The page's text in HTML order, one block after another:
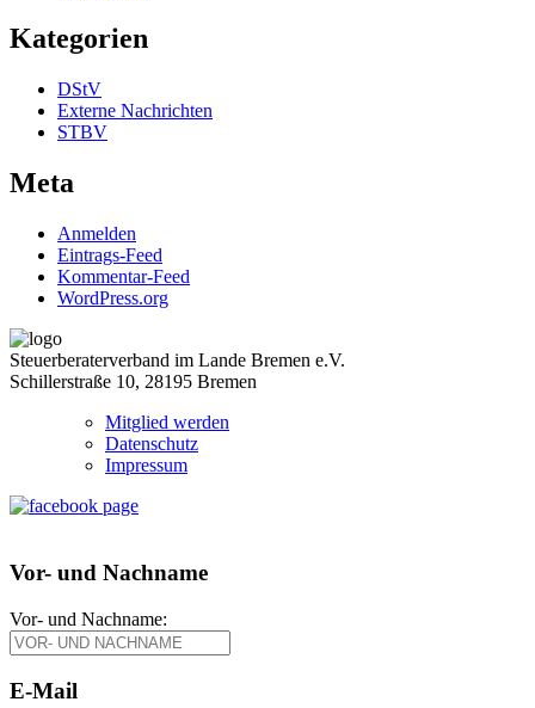
Kategorien
DStV
Externe Nachrichten
STBV
Meta
Anmelden
Eintrags-Feed
Kommentar-Feed
WordPress.org
Steuerberaterverband im Lande Bremen e.V.
Schillerstraße 10, 28195 Bremen
Mitglied werden
Datenschutz
Impressum
Vor- und Nachname
Vor- und Nachname:
E-Mail